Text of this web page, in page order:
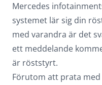
Mercedes
systemet lär sig din
med varandra är det
ett meddelande
är röststyrt.
Förutom att prata